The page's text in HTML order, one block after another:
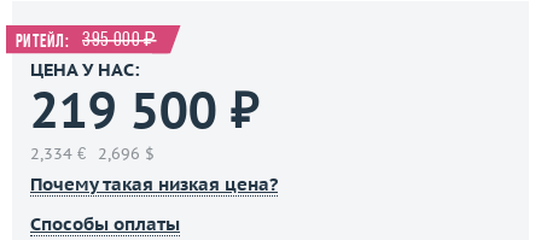
Ритейл: 395 000 ₽
ЦЕНА У НАС:
219 500 ₽
2,334 € 2,696 $
Почему такая низкая цена?
Способы оплаты